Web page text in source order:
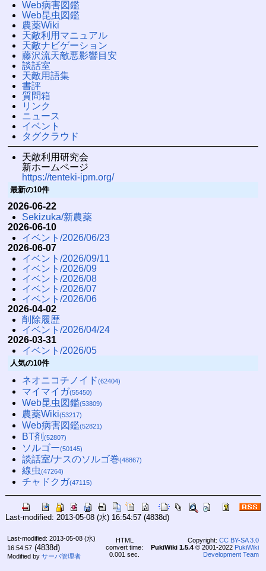
Web病害図鑑
Web昆虫図鑑
農薬Wiki
天敵利用マニュアル
天敵ナビゲーション
藤沢流天敵悪影響目安
談話室
天敵用語集
書評
質問箱
リンク
ニュース
イベント
タグクラウド
天敵利用研究会
新ホームページ
https://tenteki-ipm.org/
最新の10件
2026-06-22
Sekizuka/新農薬
2026-06-10
イベント/2026/06/23
2026-06-07
イベント/2026/09/11
イベント/2026/09
イベント/2026/08
イベント/2026/07
イベント/2026/06
2026-04-02
削除履歴
イベント/2026/04/24
2026-03-31
イベント/2026/05
人気の10件
ネオニコチノイド(62404)
マイマイガ(55450)
Web昆虫図鑑(53809)
農薬Wiki(53217)
Web病害図鑑(52821)
BT剤 (52807)
ソルゴー(50145)
談話室/ナスのソルゴ巻(48867)
線虫(47264)
チャドクガ(47115)
Last-modified: 2013-05-08 (水) 16:54:57(4838d)
Last-modified: 2013-05-08 (水)
16:54:57(4838d)
Modified by サーバ管理者
HTML
convert time:
0.001 sec.
Copyright: CC BY-SA 3.0
PukiWiki 1.5.4© 2001-2022 PukiWiki
Development Team